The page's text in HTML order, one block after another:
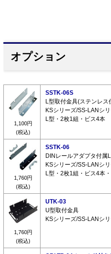
オプション
1,100円
(税込)
SSTK-06S
L型取付金具(ステンレス
KSシリーズ/SS-LANシ
L型・2枚1組・ビス4本
1,760円
(税込)
SSTK-06
DINレールアダプタ付属
KSシリーズ/SS-LANシ
L型・2枚1組・ビス4本
1,760円
(税込)
UTK-03
U型取付金具
KSシリーズ/SS-LANシ